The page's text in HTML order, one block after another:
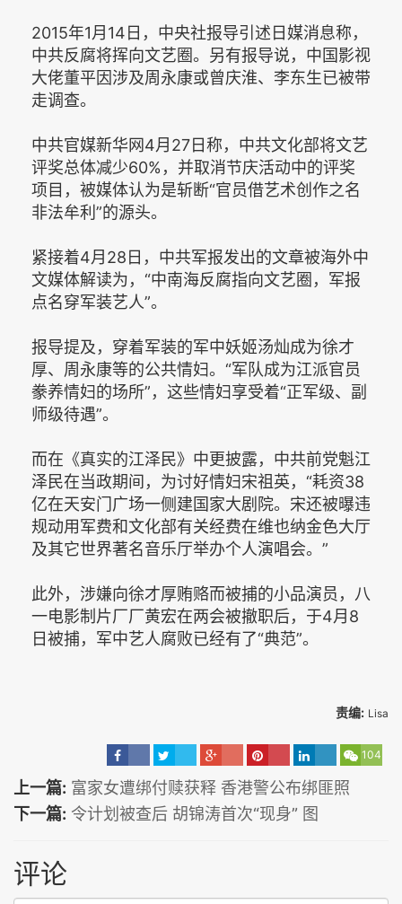
2015年1月14日，中央社报导引述日媒消息称，
中共反腐将挥向文艺圈。另有报导说，中国影视
大佬董平因涉及周永康或曾庆淮、李东生已被带
走调查。
中共官媒新华网4月27日称，中共文化部将文艺
评奖总体减少60%，并取消节庆活动中的评奖
项目，被媒体认为是斩断“官员借艺术创作之名
非法牟利”的源头。
紧接着4月28日，中共军报发出的文章被海外中
文媒体解读为，“中南海反腐指向文艺圈，军报
点名穿军装艺人”。
报导提及，穿着军装的军中妖姬汤灿成为徐才
厚、周永康等的公共情妇。“军队成为江派官员
豢养情妇的场所”，这些情妇享受着“正军级、副
师级待遇”。
而在《真实的江泽民》中更披露，中共前党魁江
泽民在当政期间，为讨好情妇宋祖英，“耗资38
亿在天安门广场一侧建国家大剧院。宋还被曝违
规动用军费和文化部有关经费在维也纳金色大厅
及其它世界著名音乐厅举办个人演唱会。”
此外，涉嫌向徐才厚贿赂而被捕的小品演员，八
一电影制片厂厂黄宏在两会被撤职后，于4月8
日被捕，军中艺人腐败已经有了“典范”。
责编: Lisa
104
上一篇: 富家女遭绑付赎获释 香港警公布绑匪照
下一篇: 令计划被查后 胡锦涛首次“现身” 图
评论